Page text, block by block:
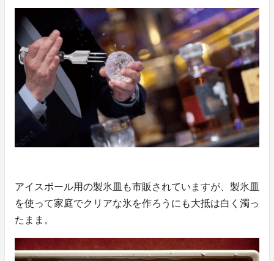
アイスボール用の製氷皿も市販されていますが、製氷皿
を使って家庭でクリアな氷を作ろうにも大抵は白く濁っ
たまま。